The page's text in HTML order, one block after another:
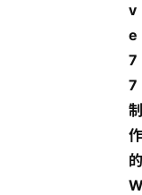
v
e
7
7
制
作
的